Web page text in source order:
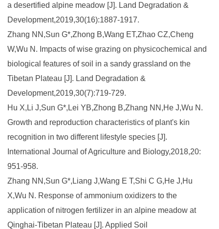
a desertified alpine meadow [J]. Land Degradation &
Development,2019,30(16):1887-1917.
Zhang NN,Sun G*,Zhong B,Wang ET,Zhao CZ,Cheng
W,Wu N. Impacts of wise grazing on physicochemical and
biological features of soil in a sandy grassland on the
Tibetan Plateau [J]. Land Degradation &
Development,2019,30(7):719-729.
Hu X,Li J,Sun G*,Lei YB,Zhong B,Zhang NN,He J,Wu N.
Growth and reproduction characteristics of plant's kin
recognition in two different lifestyle species [J].
International Journal of Agriculture and Biology,2018,20:
951-958.
Zhang NN,Sun G*,Liang J,Wang E T,Shi C G,He J,Hu
X,Wu N. Response of ammonium oxidizers to the
application of nitrogen fertilizer in an alpine meadow at
Qinghai-Tibetan Plateau [J]. Applied Soil